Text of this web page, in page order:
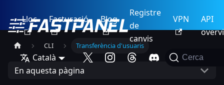
Lloc Facturació Blog
Registre
de
canvis
VPN
API
Català Cerca
CLI Transferència d'usuaris
En aquesta pàgina